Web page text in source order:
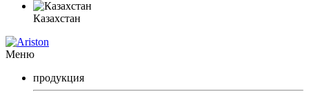
Казахстан
Меню
продукция